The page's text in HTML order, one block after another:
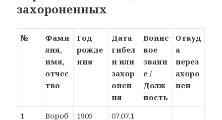
захороненных
№
Фами
лия,
имя,
отчес
тво
Год
рожде
ния
Дата
гибел
и или
захор
онен
ия
Воинс
кое
звани
е /
Долж
ность
Откуд
а
перез
ахоро
нен
1 Вороб 1905 07.07.1